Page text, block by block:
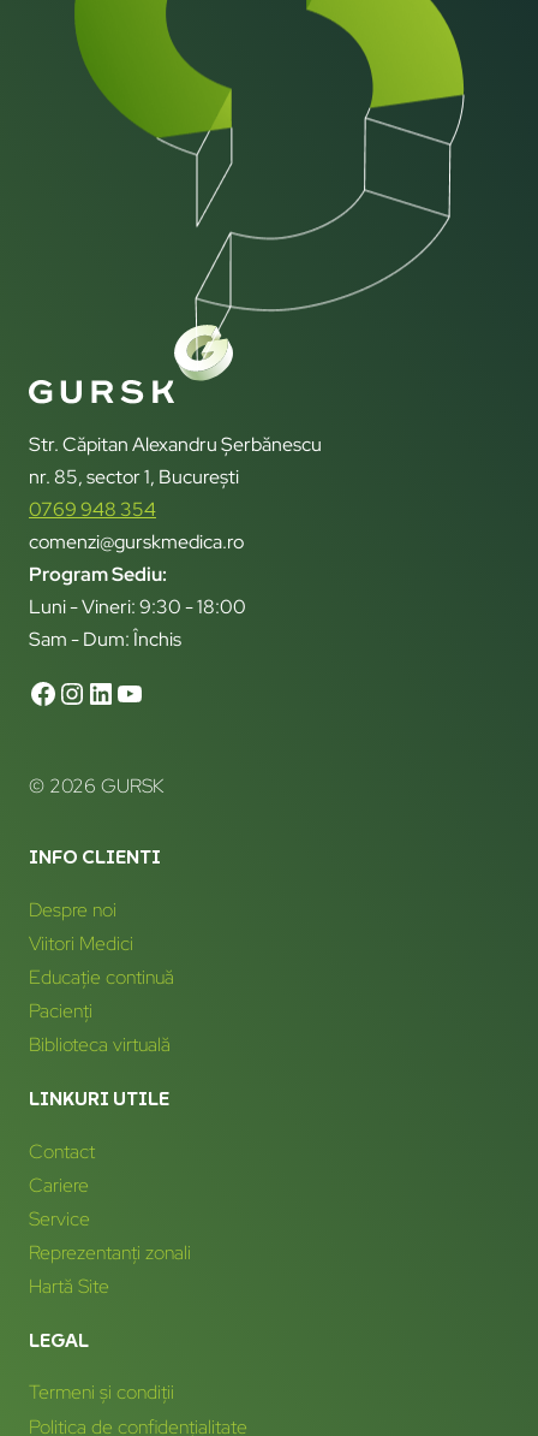
Str. Căpitan Alexandru Șerbănescu
nr. 85, sector 1, București
0769 948 354
comenzi@gurskmedica.ro
Program Sediu:
Luni - Vineri: 9:30 - 18:00
Sam - Dum: Închis
© 2026 GURSK
INFO CLIENTI
Despre noi
Viitori Medici
Educație continuă
Pacienți
Biblioteca virtuală
LINKURI UTILE
Contact
Cariere
Service
Reprezentanți zonali
Hartă Site
LEGAL
Termeni și condiții
Politica de confidențialitate